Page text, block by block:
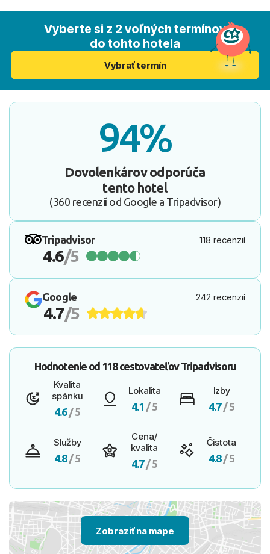
Vyberte si z 2 voľných termínov
do tohto hotela
Vybrať termín
94%
Dovolenkárov odporúča
tento hotel
(360 recenzií od Google a Tripadvisor)
Tripadvisor 118 recenzií
4.6/5
Google 242 recenzií
4.7/5
Hodnotenie od 118 cestovateľovTripadvisoru
Kvalita
spánku
4.6/ 5
Lokalita
4.1 / 5
Izby
4.7/ 5
Služby
4.8/ 5
Cena/
kvalita
4.7/ 5
Čistota
4.8/ 5
Zobraziť na mape